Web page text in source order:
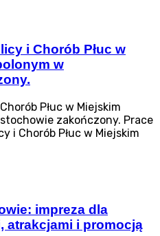
i Chorób Płuc w
w
Płuc w Miejskim
zakończony. Prace
i Chorób Płuc w Miejskim
impreza dla
atrakcjami i promocją